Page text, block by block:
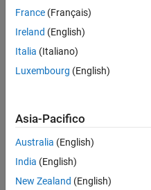
France (Français)
Ireland (English)
Italia (Italiano)
Luxembourg (English)
Asia-Pacifico
Australia (English)
India (English)
New Zealand (English)
Centro di fiducia
Antipirateria
Stato
© 1994-2026 The MathWorks,